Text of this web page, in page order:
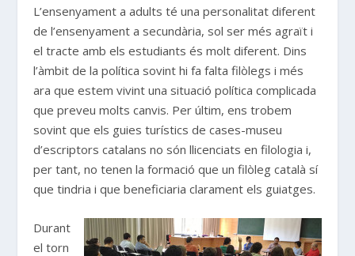
L’ensenyament a adults té una personalitat diferent
de l’ensenyament a secundària, sol ser més agraït i
el tracte amb els estudiants és molt diferent. Dins
l’àmbit de la política sovint hi fa falta filòlegs i més
ara que estem vivint una situació política complicada
que preveu molts canvis. Per últim, ens trobem
sovint que els guies turístics de cases-museu
d’escriptors catalans no són llicenciats en filologia i,
per tant, no tenen la formació que un filòleg català sí
que tindria i que beneficiaria clarament els guiatges.
Durant
el torn